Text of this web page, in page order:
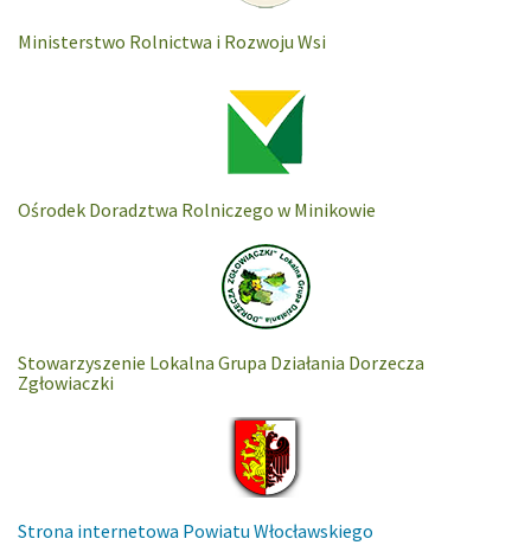
Ministerstwo Rolnictwa i Rozwoju Wsi
Ośrodek Doradztwa Rolniczego w Minikowie
Stowarzyszenie Lokalna Grupa Działania Dorzecza
Zgłowiaczki
Strona internetowa Powiatu Włocławskiego